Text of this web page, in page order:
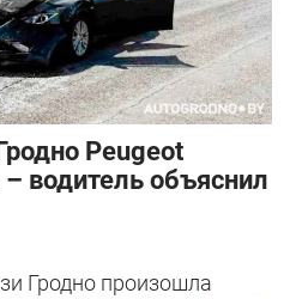
Peugeot
водитель объяснил
Гродно произошла